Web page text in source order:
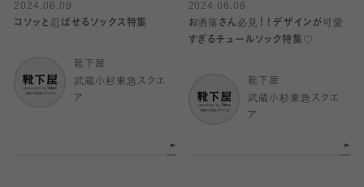
2024.06.09
コソッと忍ばせるソックス特集
靴下屋
武蔵小杉東急スクエ
ア
2024.06.08
お洒落さん必見！！デザインが可愛
すぎるチュールソック特集♡
靴下屋
武蔵小杉東急スクエ
ア